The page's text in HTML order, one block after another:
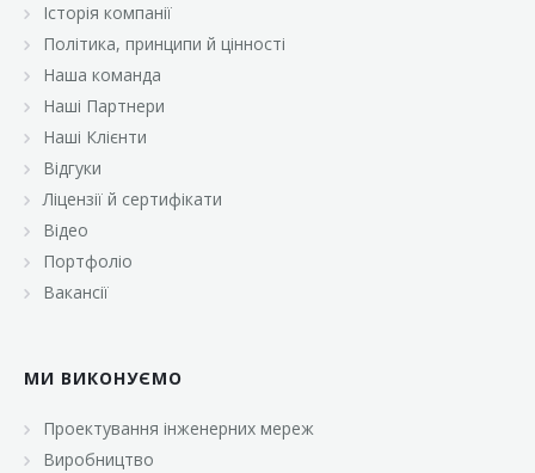
«Велмарт»
«ВК Експресс»
«Класс»
«Континент»
Історія компанії
Політика, принципи й цінності
Наша команда
Наші Партнери
Наші Клієнти
Відгуки
Ліцензії й сертифікати
Відео
Портфоліо
Вакансії
МИ ВИКОНУЄМО
Проектування інженерних мереж
Виробництво